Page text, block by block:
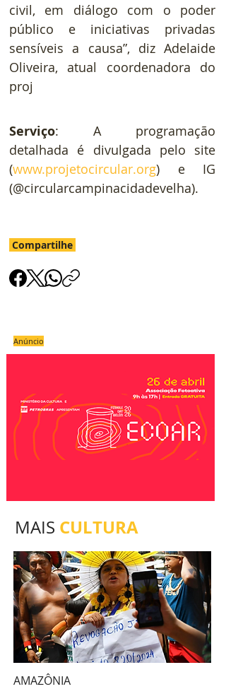
civil, em diálogo com o poder
público e iniciativas privadas
sensíveis a causa”, diz Adelaide
Oliveira, atual coordenadora do
proj
Serviço: A programação
detalhada é divulgada pelo site
(www.projetocircular.org) e IG
(@circularcampinacidadevelha).
Compartilhe
Anúncio
MAIS CULTURA
AMAZÔNIA